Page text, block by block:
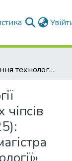
Удосконалення технології виробництва гарбузових чіпсів (23ХТД. 13019299.02.25): кваліфікаційна робота магістра ОПП 181 «Харчові технології»